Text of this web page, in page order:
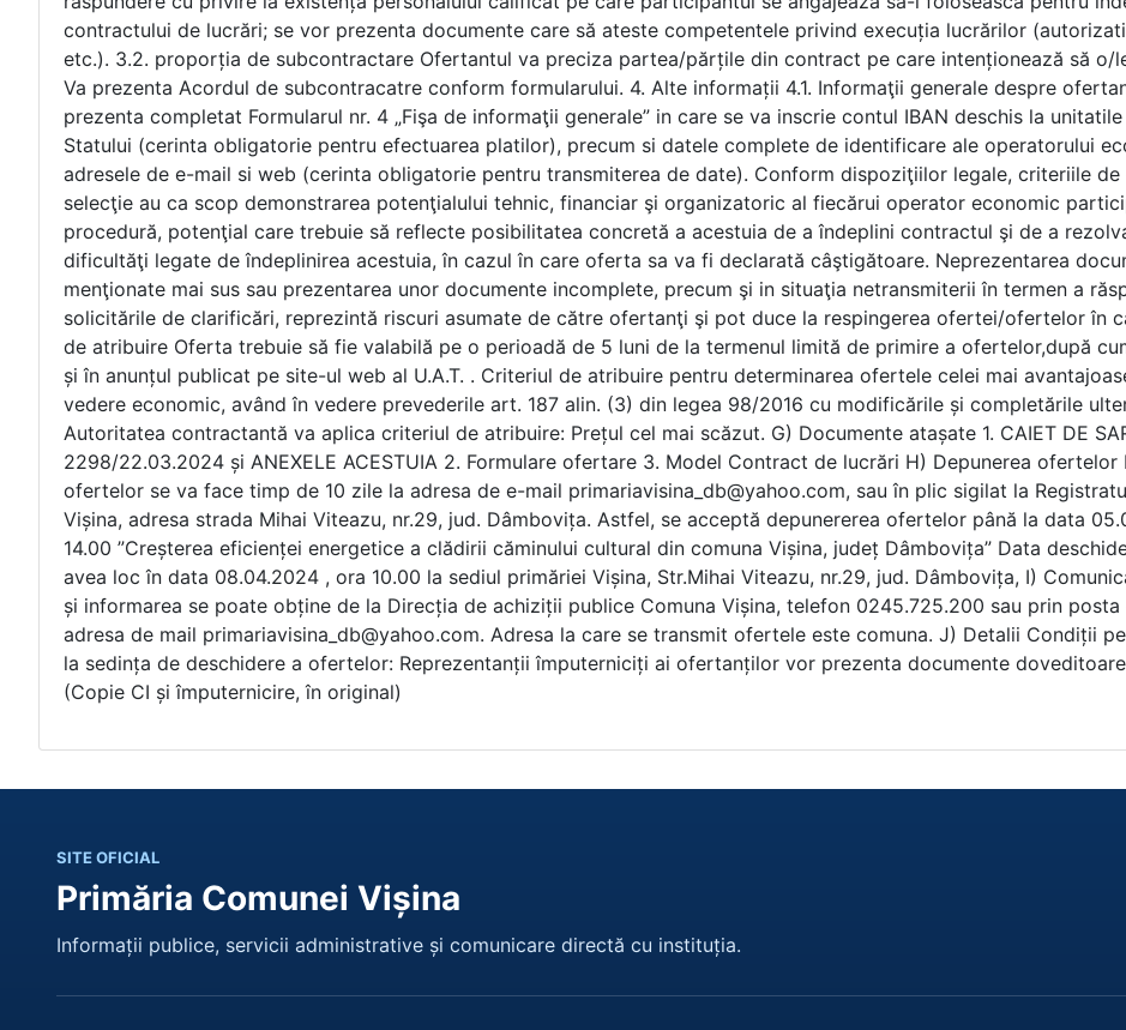
SITE OFICIAL
Primăria Comunei Vișina
Informații publice, servicii administrative și comunicare directă cu instituția.